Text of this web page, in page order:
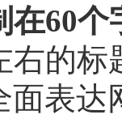
在60个
右的
面表